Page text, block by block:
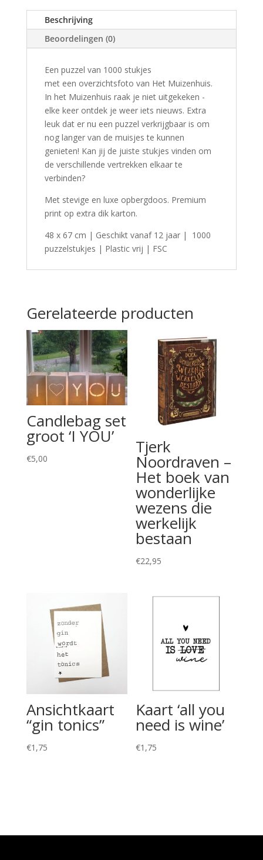
stukjes
aantal
Beschrijving
Beoordelingen (0)
Een puzzel van 1000 stukjes
met een overzichtsfoto van Het Muizenhuis.
In het Muizenhuis raak je niet uitgekeken -
elke keer ontdek je weer iets nieuws. Extra
leuk dat er nu een puzzel verkrijgbaar is om
nog langer van de muisjes te kunnen
genieten! Kan jij de juiste stukjes vinden om
de verschillende vertrekken elkaar te
verbinden?
Met stevige en luxe opbergdoos. Premium
print op extra dik karton.
48 x 67 cm | Geschikt vanaf 12 jaar | 1000
puzzelstukjes | Plastic vrij | FSC
Gerelateerde producten
Candlebag set
groot ‘I YOU’
€5,00
Tjerk
Noordraven –
Het boek van
wonderlijke
wezens die
werkelijk
bestaan
€22,95
Ansichtkaart
“gin tonics”
€1,75
Kaart ‘all you
need is wine’
€1,75